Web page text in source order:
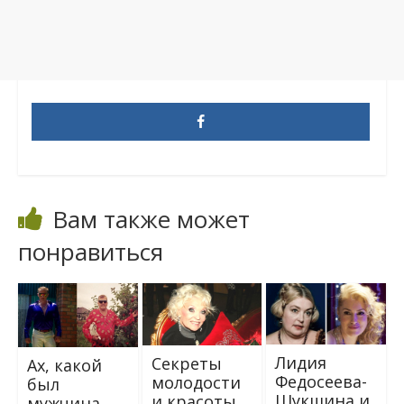
Вам также может
понравиться
Ах, какой
был
Ceкpeты
мoлoдoсти
Лидия
Федосеева-